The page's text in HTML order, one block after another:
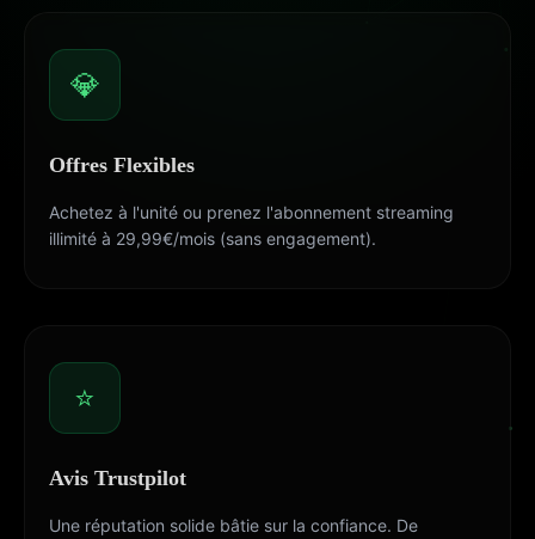
💎
Offres Flexibles
Achetez à l'unité ou prenez l'abonnement streaming
illimité à 29,99€/mois (sans engagement).
⭐
Avis Trustpilot
Une réputation solide bâtie sur la confiance. De